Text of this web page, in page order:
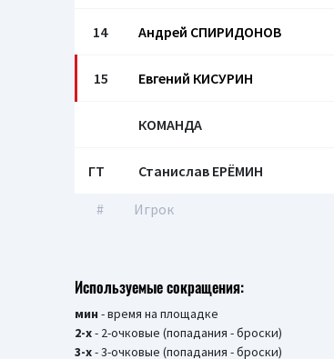
14 Андрей СПИРИДОНОВ
15 Евгений КИСУРИН
КОМАНДА
ГТ Станислав ЕРЁМИН
# Игрок
Используемые сокращения:
мин - время на площадке
2-х- 2-очковые (попадания - броски)
3-х- 3-очковые (попадания - броски)